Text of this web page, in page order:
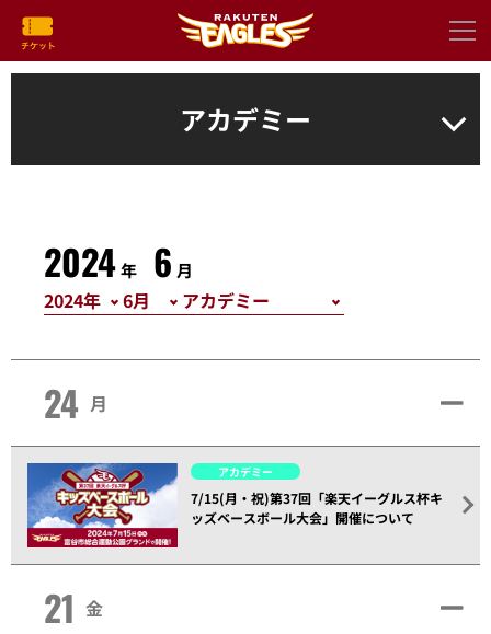
アカデミー
2024年 6 月
24 月
アカデミー
7/15(月・祝)第37回「楽天イーグルス杯キ
ッズベースボール大会」開催について
21 金